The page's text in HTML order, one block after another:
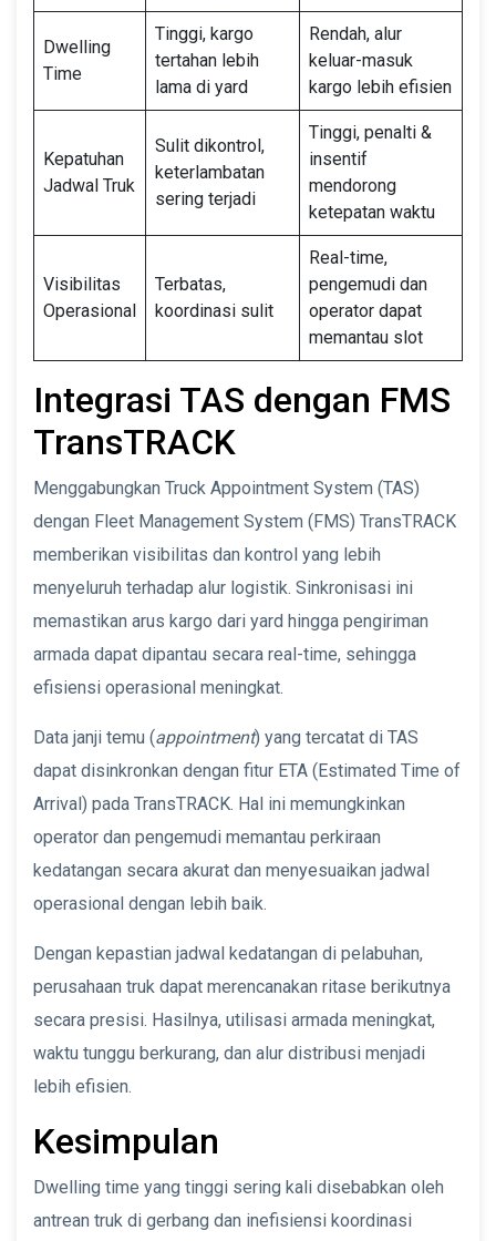
Dwelling
Time
Tinggi, kargo
tertahan lebih
lama di yard
Rendah, alur
keluar-masuk
kargo lebih efisien
Kepatuhan
Jadwal Truk
Sulit dikontrol,
keterlambatan
sering terjadi
Tinggi, penalti &
insentif
mendorong
ketepatan waktu
Visibilitas
Operasional
Terbatas,
koordinasi sulit
Real-time,
pengemudi dan
operator dapat
memantau slot
Integrasi TAS dengan FMS
TransTRACK
Menggabungkan Truck Appointment System (TAS)
dengan Fleet Management System (FMS) TransTRACK
memberikan visibilitas dan kontrol yang lebih
menyeluruh terhadap alur logistik. Sinkronisasi ini
memastikan arus kargo dari yard hingga pengiriman
armada dapat dipantau secara real-time, sehingga
efisiensi operasional meningkat.
Data janji temu (appointment) yang tercatat di TAS
dapat disinkronkan dengan fitur ETA (Estimated Time of
Arrival) pada TransTRACK. Hal ini memungkinkan
operator dan pengemudi memantau perkiraan
kedatangan secara akurat dan menyesuaikan jadwal
operasional dengan lebih baik.
Dengan kepastian jadwal kedatangan di pelabuhan,
perusahaan truk dapat merencanakan ritase berikutnya
secara presisi. Hasilnya, utilisasi armada meningkat,
waktu tunggu berkurang, dan alur distribusi menjadi
lebih efisien.
Kesimpulan
Dwelling time yang tinggi sering kali disebabkan oleh
antrean truk di gerbang dan inefisiensi koordinasi